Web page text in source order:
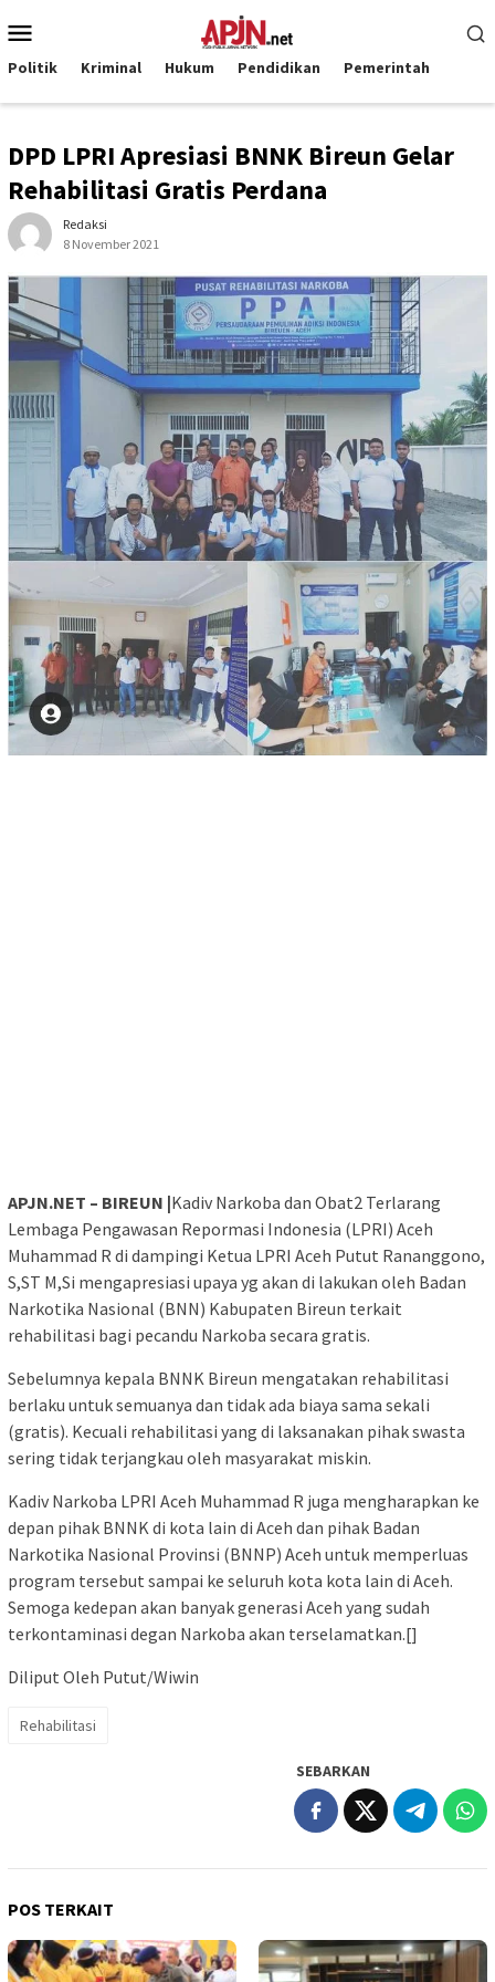
ke
kontenMobile
Politik Kriminal Hukum Pendidikan Pemerintah
DPD LPRI Apresiasi BNNK Bireun Gelar
Rehabilitasi Gratis Perdana
Redaksi
8 November 2021
APJN.NET – BIREUN |Kadiv Narkoba dan Obat2 Terlarang
Lembaga Pengawasan Repormasi Indonesia (LPRI) Aceh
Muhammad R di dampingi Ketua LPRI Aceh Putut Rananggono,
S,ST M,Si mengapresiasi upaya yg akan di lakukan oleh Badan
Narkotika Nasional (BNN) Kabupaten Bireun terkait
rehabilitasi bagi pecandu Narkoba secara gratis.
Sebelumnya kepala BNNK Bireun mengatakan rehabilitasi
berlaku untuk semuanya dan tidak ada biaya sama sekali
(gratis). Kecuali rehabilitasi yang di laksanakan pihak swasta
sering tidak terjangkau oleh masyarakat miskin.
Kadiv Narkoba LPRI Aceh Muhammad R juga mengharapkan ke
depan pihak BNNK di kota lain di Aceh dan pihak Badan
Narkotika Nasional Provinsi (BNNP) Aceh untuk memperluas
program tersebut sampai ke seluruh kota kota lain di Aceh.
Semoga kedepan akan banyak generasi Aceh yang sudah
terkontaminasi degan Narkoba akan terselamatkan.[]
Diliput Oleh Putut/Wiwin
Rehabilitasi
SEBARKAN
POS TERKAIT